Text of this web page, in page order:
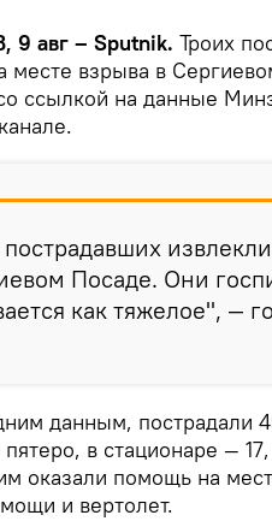
авг – Sputnik. Троих
месте взрыва в
ссылкой на данные
Посаде. Они
как тяжелое", —
данным, пострадали
пятеро, в стационаре —
оказали помощь на
и вертолет.